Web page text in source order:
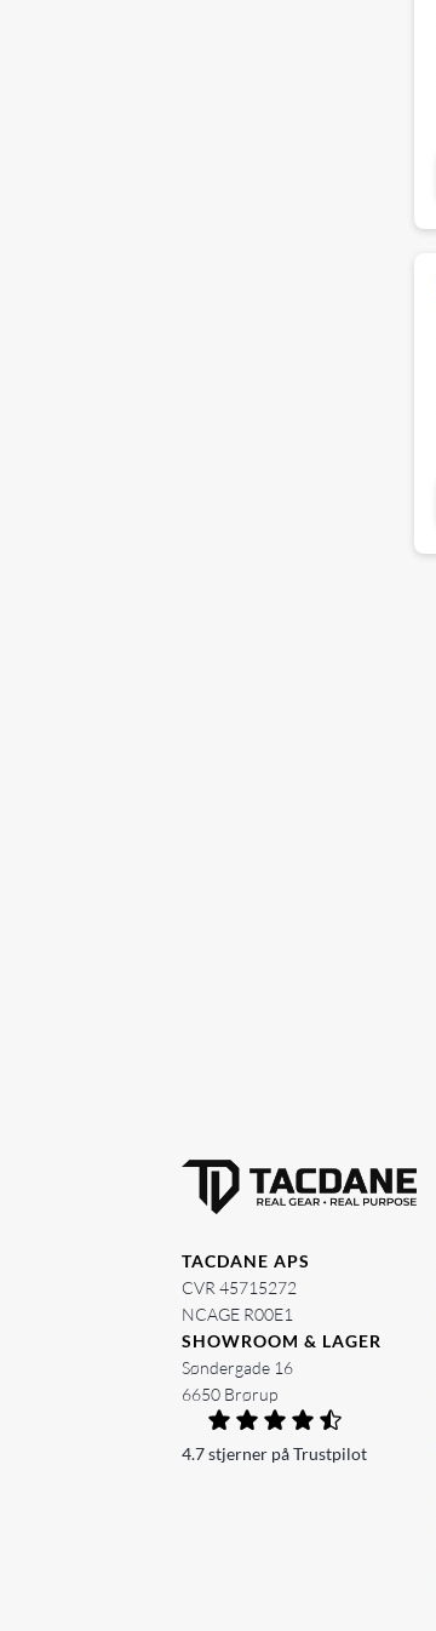
TACDANE APS
CVR 45715272
NCAGE R00E1
SHOWROOM & LAGER
Søndergade 16
6650 Brørup
4.7 stjerner på Trustpilot